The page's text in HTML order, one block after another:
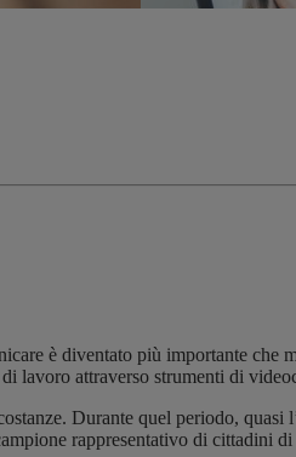
è diventato più importante che
lavoro attraverso strumenti di
Durante quel periodo,
rappresentativo di cittadini